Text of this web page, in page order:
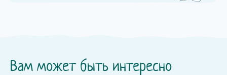
Вам может быть интересно